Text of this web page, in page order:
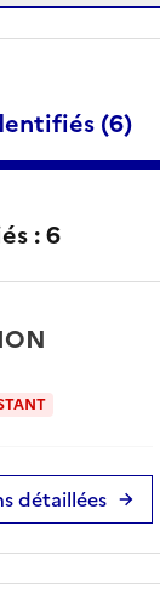
(6)
:6
détaillées